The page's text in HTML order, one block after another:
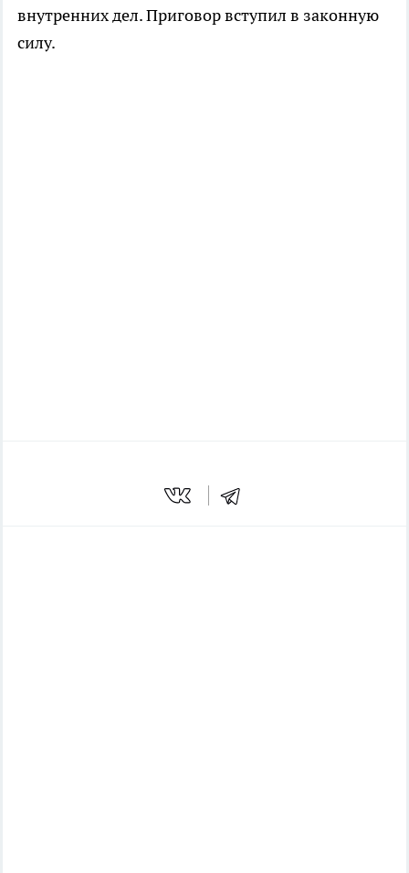
внутренних дел. Приговор вступил в законную
силу.